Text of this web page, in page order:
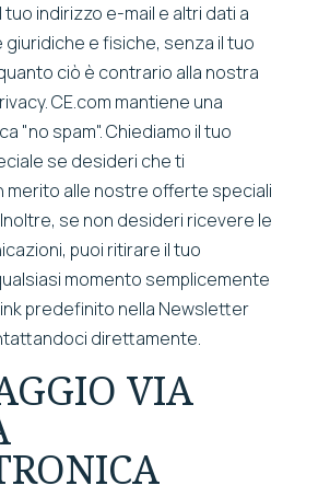
indirizzo e-mail e altri dati a
e fisiche, senza il tuo
ciò è contrario alla nostra
CE.com mantiene una
"no spam". Chiediamo il tuo
se desideri che ti
merito alle nostre offerte speciali
se non desideri ricevere le
puoi ritirare il tuo
momento semplicemente
predefinito nella Newsletter
direttamente.
VIA